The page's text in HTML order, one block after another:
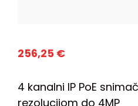
256,25 €
4 kanalni IP PoE
rezolucijom do 4MP